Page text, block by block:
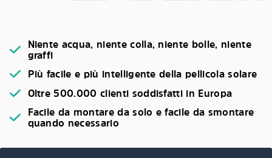
Niente acqua, niente colla, niente bolle, niente
graffi
Più facile e più intelligente della pellicola solare
Oltre 500.000 clienti soddisfatti in Europa
Facile da montare da solo e facile da smontare
quando necessario